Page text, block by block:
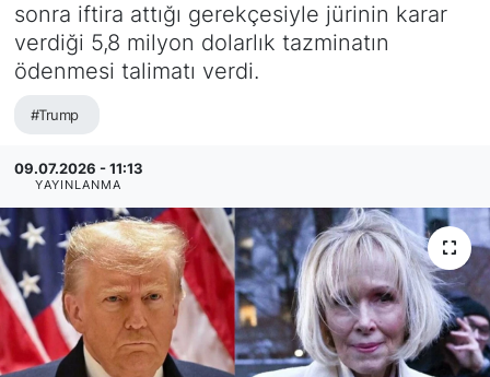
sonra iftira attığı gerekçesiyle jürinin karar
verdiği 5,8 milyon dolarlık tazminatın
ödenmesi talimatı verdi.
#Trump
09.07.2026 - 11:13
YAYINLANMA
Yazı Dizisi
Haber Arşivi